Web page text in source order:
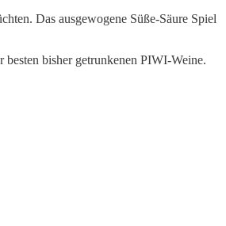
Das ausgewogene Süße-Säure Spiel
bisher getrunkenen PIWI-Weine.